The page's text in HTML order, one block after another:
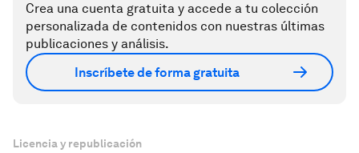
Crea una cuenta gratuita y accede a tu colección
personalizada de contenidos con nuestras últimas
publicaciones y análisis.
Inscríbete de forma gratuita
Licencia y republicación